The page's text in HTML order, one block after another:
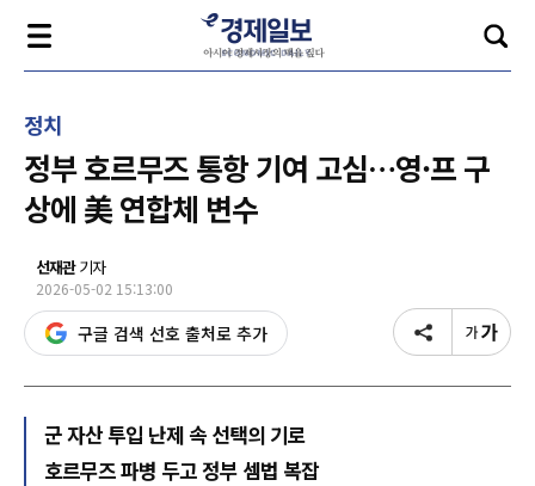
정치
정부 호르무즈 통항 기여 고심…영·프 구
상에 美 연합체 변수
선재관기자
2026-05-02 15:13:00
구글 검색 선호 출처로 추가
군 자산 투입 난제 속 선택의 기로
호르무즈 파병 두고 정부 셈법 복잡